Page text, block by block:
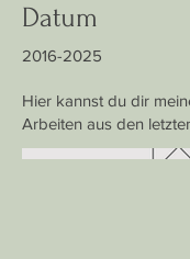
Datum
2016-2025
Hier kannst du dir
Arbeiten aus den